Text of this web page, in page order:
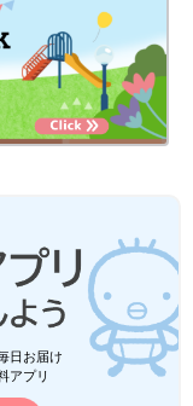
日お届け
アプリ